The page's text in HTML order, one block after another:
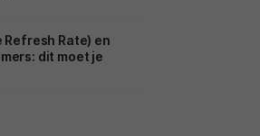
Refresh Rate) en
dit moet je